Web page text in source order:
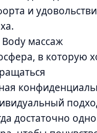
и
массаж
в которую
достаточно